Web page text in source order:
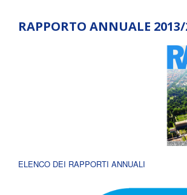
RAPPORTO ANNUALE
ELENCO DEI RAPPORTI ANNUALI